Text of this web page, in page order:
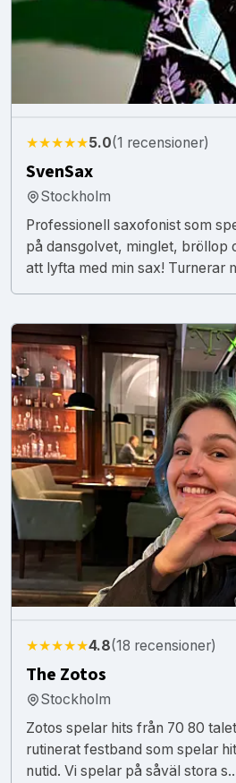
★★★★★5.0(1 recensioner)
SvenSax
Stockholm
Professionell saxofonist som
på dansgolvet, minglet, bröllop
att lyfta med min sax! Turnerar
★★★★★4.8(18 recensioner)
The Zotos
Stockholm
Zotos spelar hits från 70 80
rutinerat festband som spelar
nutid. Vi spelar på såväl stora